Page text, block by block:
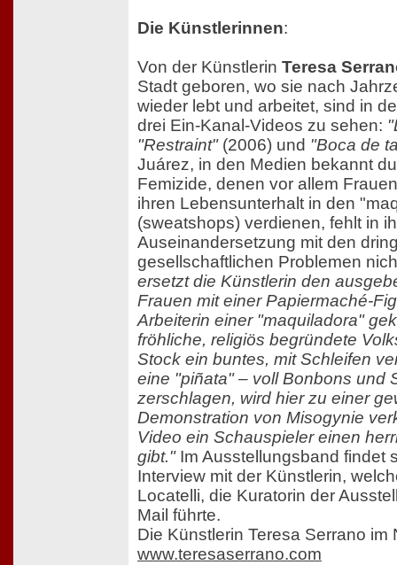
Die Künstlerinnen:
Von der Künstlerin Teresa
Stadt geboren, wo sie nach
wieder lebt und arbeitet, sind in
drei Ein-Kanal-Videos zu sehen:
"Restraint"(2006) und "Boca de
Juárez, in den Medien bekannt
Femizide, denen vor allem
ihren Lebensunterhalt in den
(sweatshops) verdienen, fehlt in
Auseinandersetzung mit den
gesellschaftlichen Problemen
ersetzt die Künstlerin den
Frauen mit einer Papiermaché-
Arbeiterin einer "maquiladora"
fröhliche, religiös begründete
Stock ein buntes, mit Schleifen
eine "piñata" – voll Bonbons und
zerschlagen, wird hier zu einer
Demonstration von Misogynie
Video ein Schauspieler einen
gibt."Im Ausstellungsband findet
Interview mit der Künstlerin,
Locatelli, die Kuratorin der
Mail führte.
Die Künstlerin Teresa Serrano im
www.teresaserrano.com